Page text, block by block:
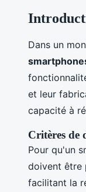
Dans un
et leur
capacité à
Critères de
Pour qu'un
doivent être
facilitant la